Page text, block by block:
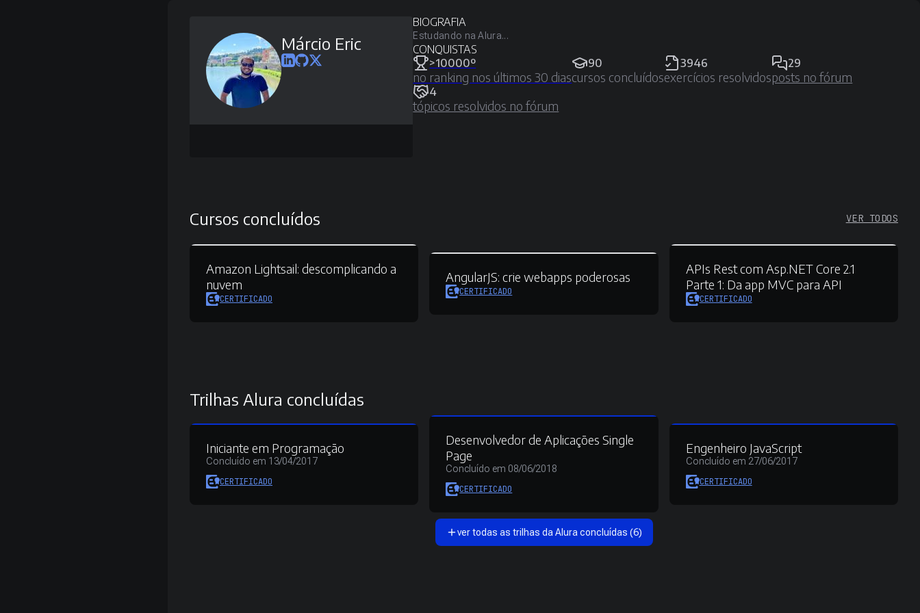
Márcio Eric
BIOGRAFIA
Estudando na Alura...
CONQUISTAS
>10000º
no ranking nos últimos 30 dias
90
cursos concluídos
3946
exercícios resolvidos
29
posts no fórum
4
tópicos resolvidos no fórum
Cursos concluídos VER TODOS
Amazon Lightsail: descomplicando a
nuvem
CERTIFICADO
AngularJS: crie webapps poderosas
CERTIFICADO
APIs Rest com Asp.NET Core 2.1
Parte 1: Da app MVC para API
CERTIFICADO
Trilhas Alura concluídas
Iniciante em Programação
Concluído em 13/04/2017
CERTIFICADO
Desenvolvedor de Aplicações Single
Page
Concluído em 08/06/2018
CERTIFICADO
Engenheiro JavaScript
Concluído em 27/06/2017
CERTIFICADO
ver todas as trilhas da Alura concluídas (6)